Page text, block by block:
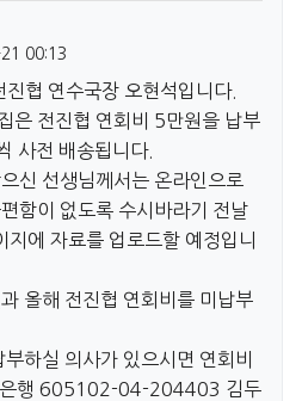
00:13
협 연수국장 오현석입니다.
은 전진협 연회비 5만원을 납부
사전 배송됩니다.
신 선생님께서는 온라인으로
함이 없도록 수시바라기 전날
에 자료를 업로드할 예정입니
올해 전진협 연회비를 미납부
하실 의사가 있으시면 연회비
은행 605102-04-204403 김두